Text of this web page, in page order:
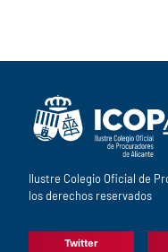
Ilustre Colegio Oficial de
los derechos reservados
Twitter